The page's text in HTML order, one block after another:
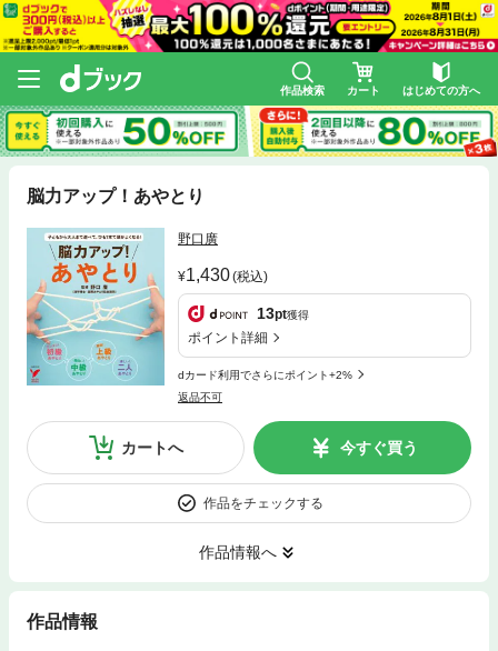
作品検索 カート はじめての方へ
脳力アップ！あやとり
野口廣
1,430(税込)
13pt獲得
ポイント詳細
dカード利用でさらにポイント+2%
返品不可
カートへ 今すぐ買う
作品をチェックする
作品情報へ
作品情報